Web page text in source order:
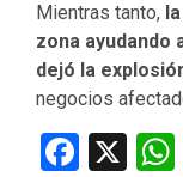
Mientras tanto,
zona
dejó la
negocios
X